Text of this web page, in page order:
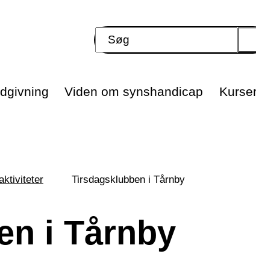
Viden om synshandicap
Tirsdagsklubben i Tårnby
i Tårnby